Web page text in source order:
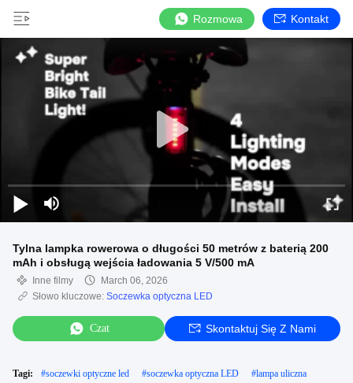
Rozmowa Kontakt
Tylna lampka rowerowa o długości 50 metrów z baterią 200
mAh i obsługą wejścia ładowania 5 V/500 mA
Inne filmy
March 06, 2026
Słowo kluczowe: Soczewka optyczna LED
Czat Skontaktuj Się Z Nami
Tagi: #soczewki optyczne led #soczewka optyczna LED #lampa uliczna